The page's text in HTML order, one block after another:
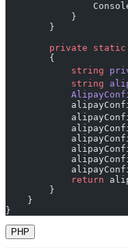
            }
        }
        private
static
        {
            string
            string
            return
        }
    }
}
PHP